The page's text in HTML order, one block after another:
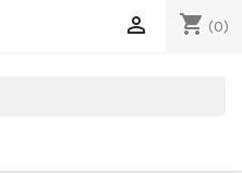
shopping_cart (0)
